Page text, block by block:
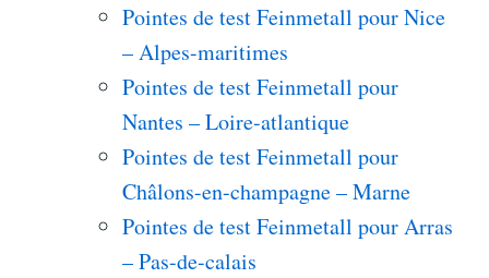
Pointes de test Feinmetall pour Nice
– Alpes-maritimes
Pointes de test Feinmetall pour
Nantes – Loire-atlantique
Pointes de test Feinmetall pour
Châlons-en-champagne – Marne
Pointes de test Feinmetall pour Arras
– Pas-de-calais